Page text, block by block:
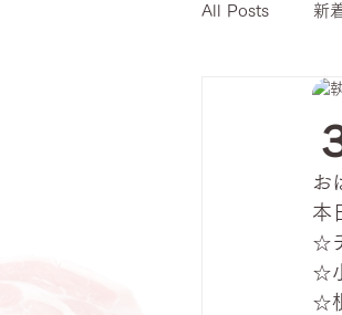
All Posts 新
お
本
☆
☆
☆